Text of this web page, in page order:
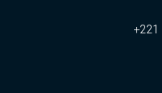
+221